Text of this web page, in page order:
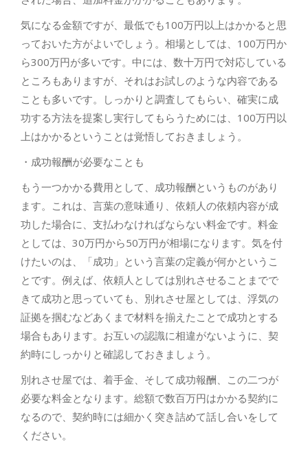
気になる金額ですが、最低でも100万円以上はかかると思
っておいた方がよいでしょう。相場としては、100万円か
ら300万円が多いです。中には、数十万円で対応している
ところもありますが、それはお試しのような内容である
ことも多いです。しっかりと調査してもらい、確実に成
功する方法を提案し実行してもらうためには、100万円以
上はかかるということは覚悟しておきましょう。
・成功報酬が必要なことも
もう一つかかる費用として、成功報酬というものがあり
ます。これは、言葉の意味通り、依頼人の依頼内容が成
功した場合に、支払わなければならない料金です。料金
としては、30万円から50万円が相場になります。気を付
けたいのは、「成功」という言葉の定義が何かというこ
とです。例えば、依頼人としては別れさせることまでで
きて成功と思っていても、別れさせ屋としては、浮気の
証拠を掴むなどあくまで材料を揃えたことで成功とする
場合もあります。お互いの認識に相違がないように、契
約時にしっかりと確認しておきましょう。
別れさせ屋では、着手金、そして成功報酬、この二つが
必要な料金となります。総額で数百万円はかかる契約に
なるので、契約時には細かく突き詰めて話し合いをして
ください。